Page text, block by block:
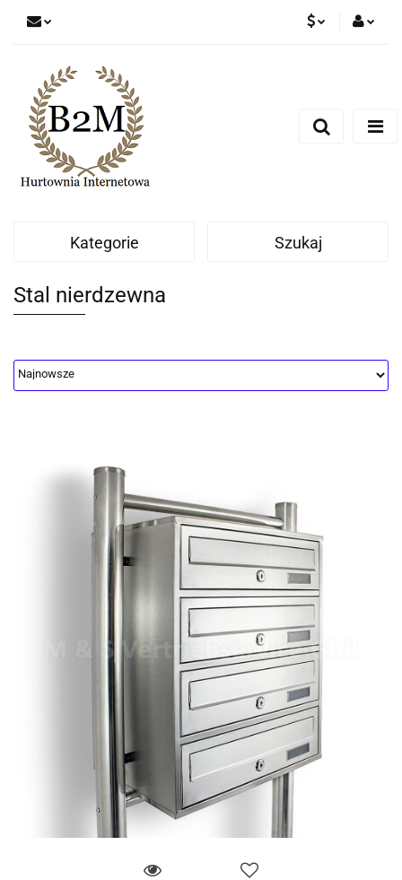
CZK
Dodaj zgłoszenie
Kategorie Szukaj
Stal nierdzewna